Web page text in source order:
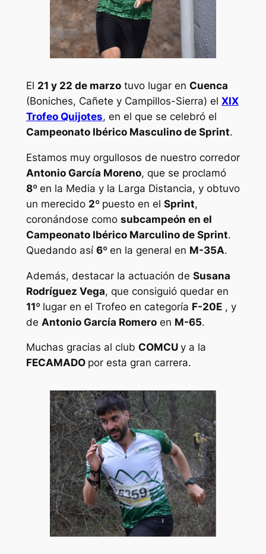
El 21 y 22 de marzotuvo lugar en Cuenca
(Boniches, Cañete y Campillos-Sierra) el XIX
Trofeo Quijotes, en el que se celebró el
Campeonato Ibérico Masculino de Sprint.
Estamos muy orgullosos de nuestro corredor
Antonio García Moreno, que se proclamó
8º en la Media y la Larga Distancia, y obtuvo
un merecido 2º puesto en el Sprint,
coronándose como subcampeón en el
Campeonato Ibérico Marculino de Sprint.
Quedando así 6º en la general en M-35A.
Además, destacar la actuación de Susana
Rodríguez Vega, que consiguió quedar en
11º lugar en el Trofeo en categoría F-20E, y
de Antonio García Romeroen M-65.
Muchas gracias al club COMCU y a la
FECAMADO por esta gran carrera.